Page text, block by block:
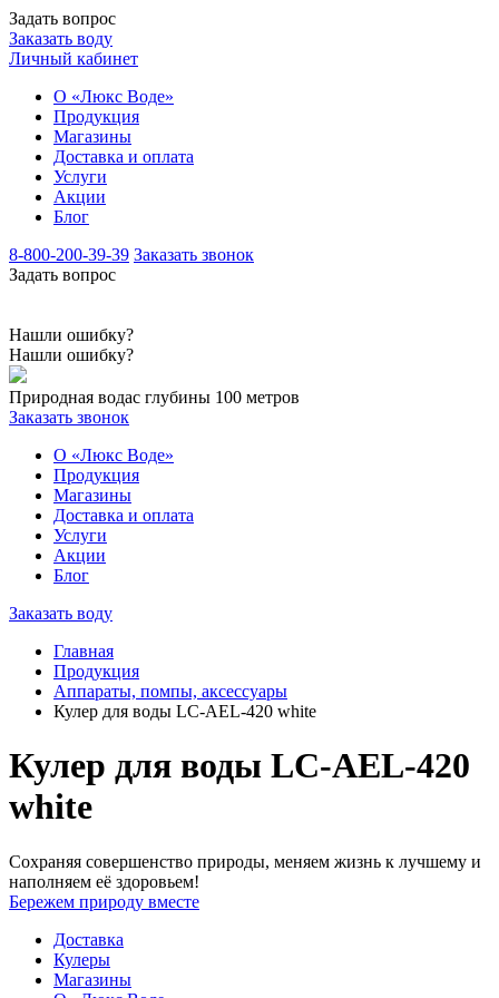
Задать вопрос
Заказать воду
Личный кабинет
О «Люкс Воде»
Продукция
Магазины
Доставка и оплата
Услуги
Акции
Блог
8-800-200-39-39 Заказать звонок
Задать вопрос
Нашли ошибку?
Нашли ошибку?
Природная водас глубины 100 метров
Заказать звонок
О «Люкс Воде»
Продукция
Магазины
Доставка и оплата
Услуги
Акции
Блог
Заказать воду
Главная
Продукция
Аппараты, помпы, аксессуары
Кулер для воды LC-AEL-420 white
Кулер для воды LC-AEL-420
white
Сохраняя совершенство природы, меняем жизнь к лучшему и
наполняем её здоровьем!
Бережем природу вместе
Доставка
Кулеры
Магазины